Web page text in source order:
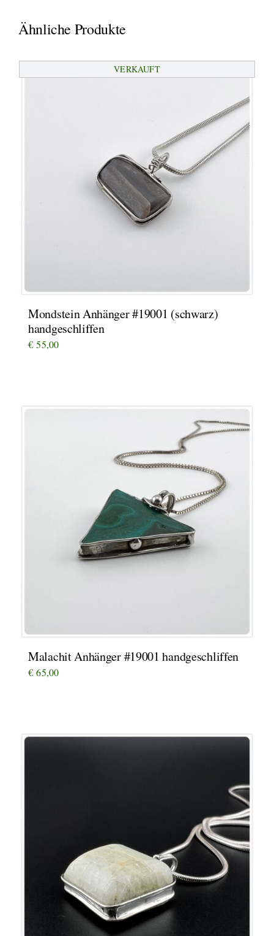
Ähnliche Produkte
VERKAUFT
Mondstein Anhänger #19001 (schwarz)
handgeschliffen
€ 55,00
Malachit Anhänger #19001 handgeschliffen
€ 65,00